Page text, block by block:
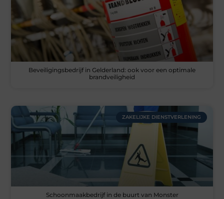
Beveiligingsbedrijf in Gelderland: ook voor een optimale
brandveiligheid
ZAKELIJKE DIENSTVERLENING
Schoonmaakbedrijf in de buurt van Monster